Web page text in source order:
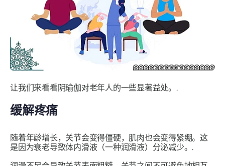
让我们来看看阴瑜伽对老年人的一些显著益处。.
缓解疼痛
随着年龄增长，关节会变得僵硬，肌肉也会变得紧绷。这
是因为衰老导致体内滑液（一种润滑液）分泌减少。.